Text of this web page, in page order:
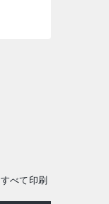
すべて印刷